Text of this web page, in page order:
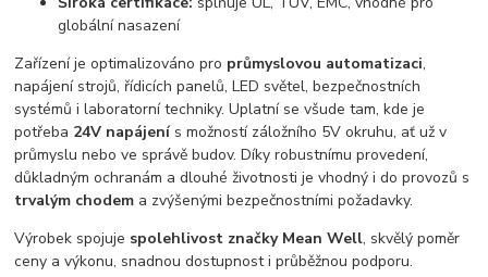
globální nasazení
Zařízení je optimalizováno pro průmyslovou automatizaci,
napájení strojů, řídicích panelů, LED světel, bezpečnostních
systémů i laboratorní techniky. Uplatní se všude tam, kde je
potřeba 24V napájenís možností záložního 5V okruhu, ať už v
průmyslu nebo ve správě budov. Díky robustnímu provedení,
důkladným ochranám a dlouhé životnosti je vhodný i do provozů s
trvalým chodem a zvýšenými bezpečnostními požadavky.
Výrobek spojuje spolehlivost značky Mean Well, skvělý poměr
ceny a výkonu, snadnou dostupnost i průběžnou podporu.